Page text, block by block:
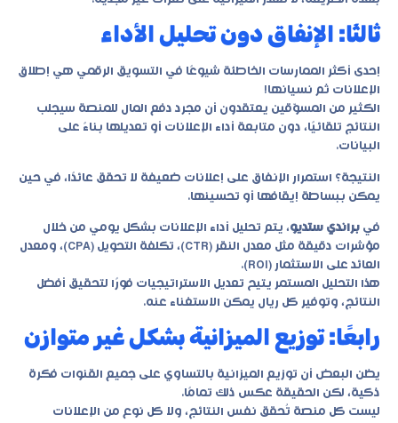
ثالثًا: الإنفاق دون تحليل الأداء
إحدى أكثر الممارسات الخاطئة شيوعًا في التسويق الرقمي هي إطلاق
الإعلانات ثم نسيانها!
الكثير من المسوّقين يعتقدون أن مجرد دفع المال للمنصة سيجلب
النتائج تلقائيًا، دون متابعة أداء الإعلانات أو تعديلها بناءً على
البيانات.
النتيجة؟ استمرار الإنفاق على إعلانات ضعيفة لا تحقق عائدًا، في حين
يمكن ببساطة إيقافها أو تحسينها.
في براندي ستديو، يتم تحليل أداء الإعلانات بشكل يومي من خلال
مؤشرات دقيقة مثل معدل النقر (CTR)، تكلفة التحويل (CPA)، ومعدل
العائد على الاستثمار (ROI).
هذا التحليل المستمر يتيح تعديل الاستراتيجيات فورًا لتحقيق أفضل
النتائج، وتوفير كل ريال يمكن الاستغناء عنه.
رابعًا: توزيع الميزانية بشكل غير متوازن
يظن البعض أن توزيع الميزانية بالتساوي على جميع القنوات فكرة
ذكية، لكن الحقيقة عكس ذلك تمامًا.
ليست كل منصة تُحقق نفس النتائج، ولا كل نوع من الإعلانات